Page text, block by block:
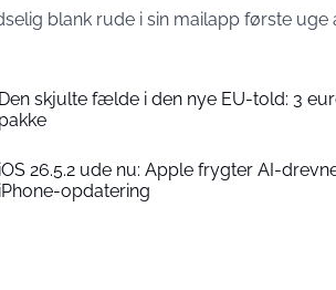
blank rude i sin mailapp første uge
Den skjulte fælde i den nye EU-told: 3
pakke
iOS 26.5.2 ude nu: Apple frygter AI-
iPhone-opdatering